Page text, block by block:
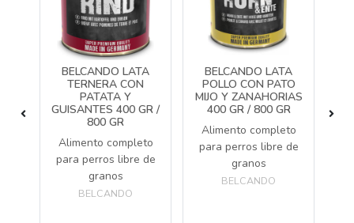
BELCANDO LATA
TERNERA CON
PATATA Y
GUISANTES 400 GR /
800 GR
Alimento completo
para perros libre de
granos
BELCANDO
BELCANDO LATA
POLLO CON PATO
MIJO Y ZANAHORIAS
400 GR / 800 GR
Alimento completo
para perros libre de
granos
BELCANDO